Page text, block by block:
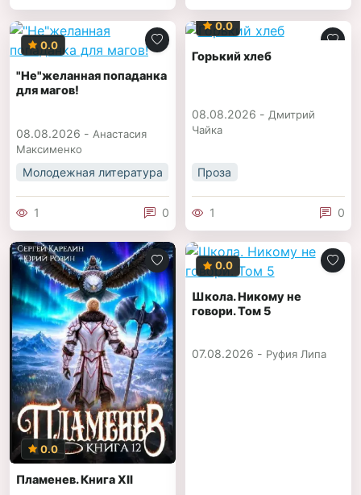
0.0
"Не"желанная попаданка
для магов!
08.08.2026 - Анастасия
Максименко
Молодежная литература
1 0
0.0
Горький хлеб
08.08.2026 - Дмитрий
Чайка
Проза
1 0
0.0
Пламенев. Книга XII
0.0
Школа. Никому не
говори. Том 5
07.08.2026 - Руфия Липа